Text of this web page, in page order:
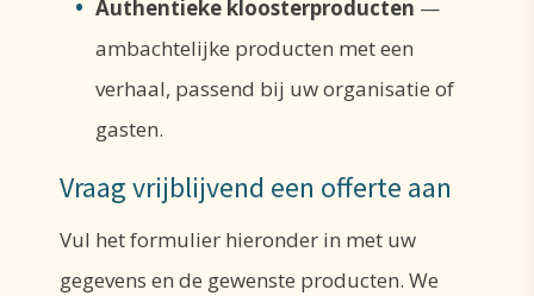
Authentieke kloosterproducten —
ambachtelijke producten met een
verhaal, passend bij uw organisatie of
gasten.
Vraag vrijblijvend een offerte aan
Vul het formulier hieronder in met uw
gegevens en de gewenste producten. We